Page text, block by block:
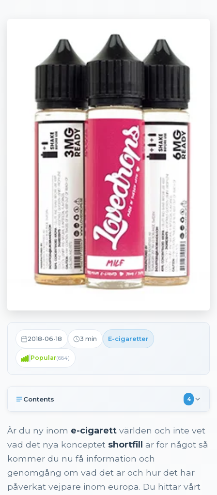
2018-06-18 3 min E-cigaretter
Popular(664)
Contents 4
Smakar shortfill e-vätskor annorlunda?
Färdigblandade 10ml Premium E-vätskor med eller
utan nikotin
Hur har den nya TPD lagen påverkat Europa?
Är du ny inom e-cigarett världen och inte vet
vad det nya konceptet shortfill
är för något så
kommer du nu få information och
genomgång om vad det är och hur det har
påverkat vejpare inom europa. Du hittar vårt